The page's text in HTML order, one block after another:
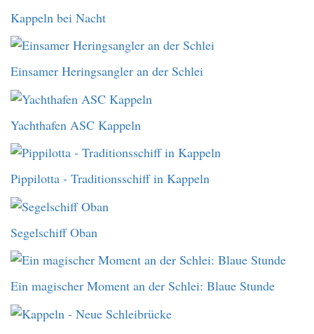
Kappeln bei Nacht
Einsamer Heringsangler an der Schlei
Yachthafen ASC Kappeln
Pippilotta - Traditionsschiff in Kappeln
Segelschiff Oban
Ein magischer Moment an der Schlei: Blaue Stunde